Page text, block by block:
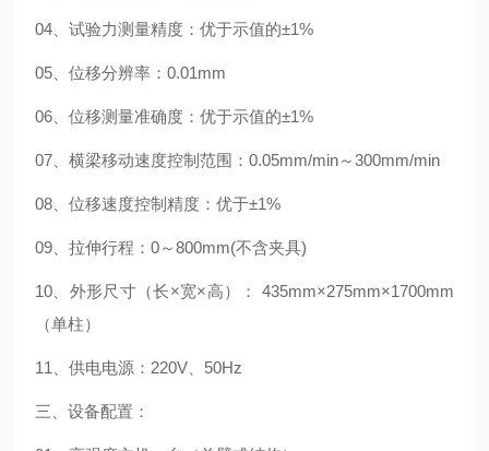
04、试验力测量精度：优于示值的±1%
05、位移分辨率：0.01mm
06、位移测量准确度：优于示值的±1%
07、横梁移动速度控制范围：0.05mm/min～300mm/min
08、位移速度控制精度：优于±1%
09、拉伸行程：0～800mm(不含夹具)
10、外形尺寸（长×宽×高）： 435mm×275mm×1700mm
（单柱）
11、供电电源：220V、50Hz
三、设备配置：